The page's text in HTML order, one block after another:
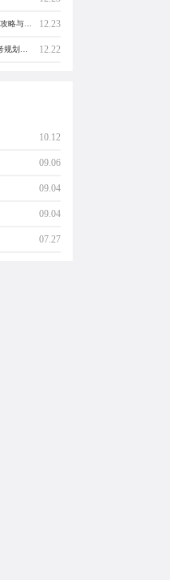
12.23
12.22
10.12
09.06
09.04
09.04
07.27